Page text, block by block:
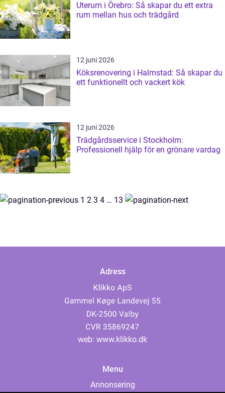
Uterum i Örebro: Så skapar du ett extra
rum mellan hus och trädgård
12 juni 2026
Köksrenovering i Halmstad: Så skapar du
ett funktionellt och vackert kök
12 juni 2026
Trädgårdsservice i Stockholm:
Professionell hjälp för en grönare vardag
1 2 3 4 … 13
Adress
web: www.klikko.dk
Menu
Annonsering